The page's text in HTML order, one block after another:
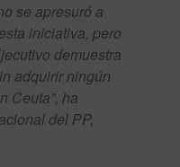
se apresuró a
iniciativa, pero
demuestra
adquirir ningún
Ceuta”, ha
del PP,